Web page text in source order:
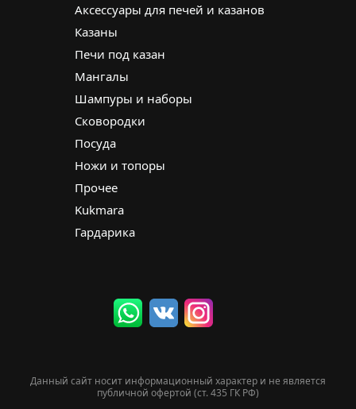
Аксессуары для печей и казанов
Казаны
Печи под казан
Мангалы
Шампуры и наборы
Сковородки
Посуда
Ножи и топоры
Прочее
Kukmara
Гардарика
Данный сайт носит информационный характер и не является
публичной офертой (ст. 435 ГК РФ)